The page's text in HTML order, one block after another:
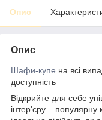
Опис
Опис
Шафи-купе на всі
доступність
Відкрийте для себе
інтер'єру – популярну